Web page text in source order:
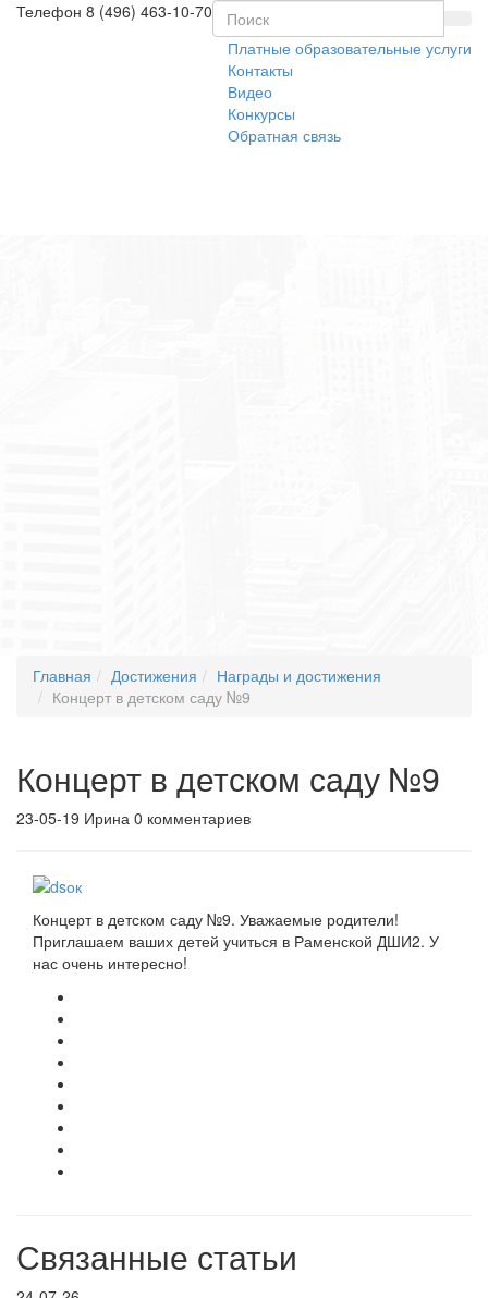
Телефон 8 (496) 463-10-70
Платные образовательные услуги
Контакты
Видео
Конкурсы
Обратная связь
Главная Достижения
Награды и достижения
Концерт в детском саду №9
Концерт в детском саду №9
23-05-19 Ирина 0 комментариев
Концерт в детском саду №9. Уважаемые родители!
Приглашаем ваших детей учиться в Раменской ДШИ2. У
нас очень интересно!
Связанные статьи